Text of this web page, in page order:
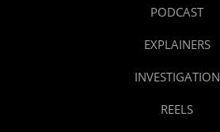
PODCAST
EXPLAINERS
INVESTIGATION
REELS